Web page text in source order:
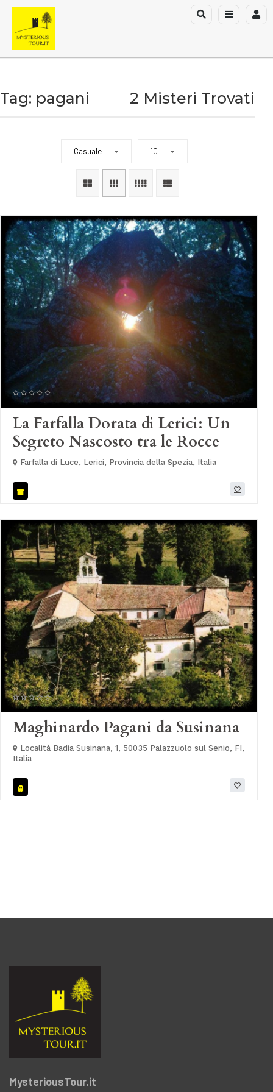
Tag: pagani 2 Misteri Trovati
Casuale 10
La Farfalla Dorata di Lerici: Un
Segreto Nascosto tra le Rocce
Farfalla di Luce, Lerici, Provincia della Spezia, Italia
Maghinardo Pagani da Susinana
Località Badia Susinana, 1, 50035 Palazzuolo sul Senio, FI,
Italia
MysteriousTour.it